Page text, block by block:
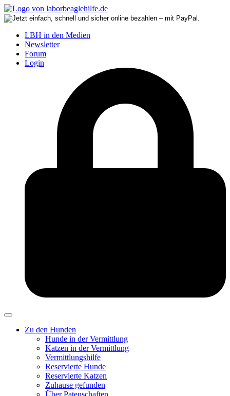
LBH in den Medien
Newsletter
Forum
Login
Zu den Hunden
Hunde in der Vermittlung
Katzen in der Vermittlung
Vermittlungshilfe
Reservierte Hunde
Reservierte Katzen
Zuhause gefunden
Über Patenschaften